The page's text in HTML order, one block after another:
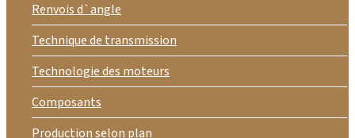
Renvois d`angle
Technique de transmission
Technologie des moteurs
Composants
Production selon plan